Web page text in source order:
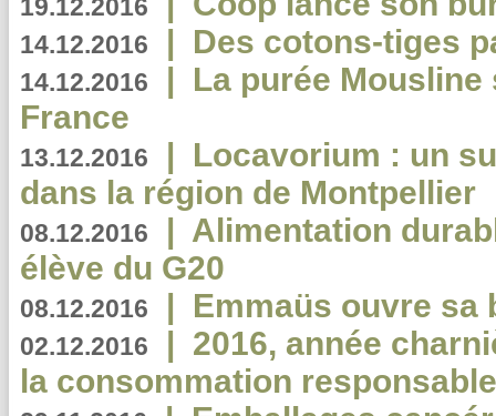
19.12.2016
14.12.2016 | Des cotons-tiges
14.12.2016 | La purée
France
13.12.2016 | Locavorium : un
dans la région de Montpellier
08.12.2016 | Alimentation
élève du G20
08.12.2016 | Emmaüs ouvre sa
02.12.2016 | 2016, année
la consommation